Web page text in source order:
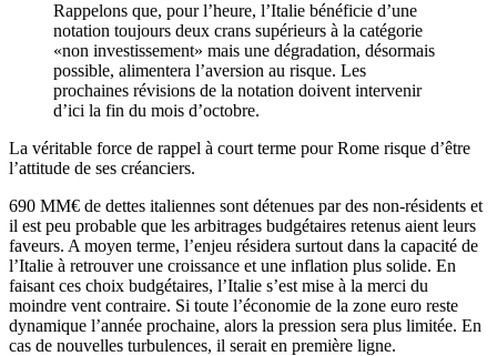
Rappelons que, pour l’heure, l’Italie bénéficie d’une
notation toujours deux crans supérieurs à la catégorie
«non investissement» mais une dégradation, désormais
possible, alimentera l’aversion au risque. Les
prochaines révisions de la notation doivent intervenir
d’ici la fin du mois d’octobre.
La véritable force de rappel à court terme pour Rome risque d’être
l’attitude de ses créanciers.
690 MM€ de dettes italiennes sont détenues par des non-résidents et
il est peu probable que les arbitrages budgétaires retenus aient leurs
faveurs. A moyen terme, l’enjeu résidera surtout dans la capacité de
l’Italie à retrouver une croissance et une inflation plus solide. En
faisant ces choix budgétaires, l’Italie s’est mise à la merci du
moindre vent contraire. Si toute l’économie de la zone euro reste
dynamique l’année prochaine, alors la pression sera plus limitée. En
cas de nouvelles turbulences, il serait en première ligne.